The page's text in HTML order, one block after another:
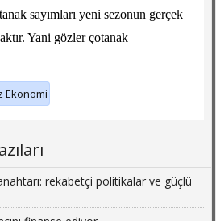
sayımları yeni sezonun gerçek
Yani gözler çotanak
Ekonomi
rekabetçi politikalar ve güçlü